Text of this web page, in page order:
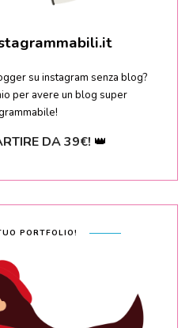
su instagram senza blog?
per avere un blog super
DA 39€! 👑
PORTFOLIO!